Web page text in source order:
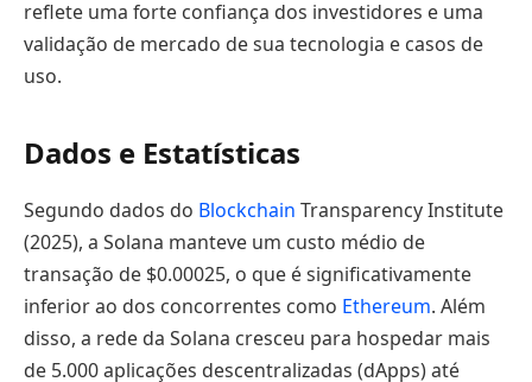
reflete uma forte confiança dos investidores e uma
validação de mercado de sua tecnologia e casos de
uso.
Dados e Estatísticas
Segundo dados do Blockchain Transparency Institute
(2025), a Solana manteve um custo médio de
transação de $0.00025, o que é significativamente
inferior ao dos concorrentes como Ethereum. Além
disso, a rede da Solana cresceu para hospedar mais
de 5.000 aplicações descentralizadas (dApps) até